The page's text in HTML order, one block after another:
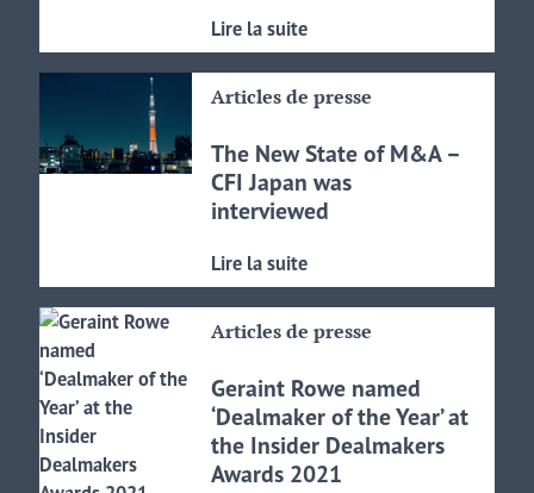
Lire la suite
Articles de presse
The New State of M&A –
CFI Japan was
interviewed
Lire la suite
Articles de presse
Geraint Rowe named
‘Dealmaker of the Year’ at
the Insider Dealmakers
Awards 2021